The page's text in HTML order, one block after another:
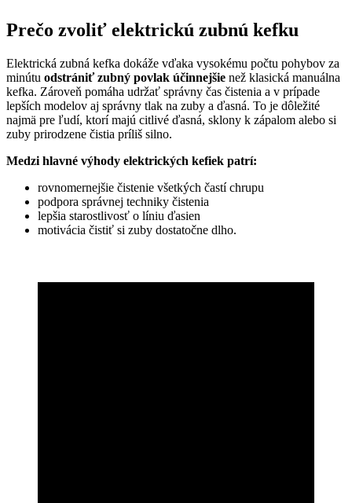
Prečo zvoliť elektrickú zubnú kefku
Elektrická zubná kefka dokáže vďaka vysokému počtu pohybov za
minútu odstrániť zubný povlak účinnejšie než klasická manuálna
kefka. Zároveň pomáha udržať správny čas čistenia a v prípade
lepších modelov aj správny tlak na zuby a ďasná. To je dôležité
najmä pre ľudí, ktorí majú citlivé ďasná, sklony k zápalom alebo si
zuby prirodzene čistia príliš silno.
Medzi hlavné výhody elektrických kefiek patrí:
rovnomernejšie čistenie všetkých častí chrupu
podpora správnej techniky čistenia
lepšia starostlivosť o líniu ďasien
motivácia čistiť si zuby dostatočne dlho.